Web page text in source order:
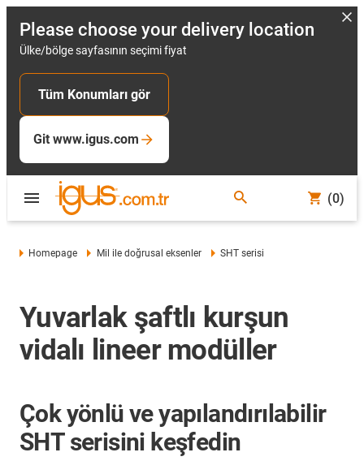
Please choose your delivery location
Ülke/bölge sayfasının seçimi fiyat
Tüm Konumları gör
Git www.igus.com
(0)
Homepage Mil ile doğrusal eksenler SHT serisi
Yuvarlak şaftlı kurşun
vidalı lineer modüller
Çok yönlü ve yapılandırılabilir
SHT serisini keşfedin